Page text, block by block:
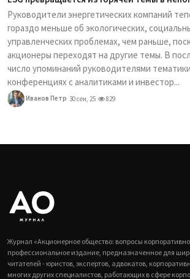
Руководители энергетических компаний
гораздо меньше об экологических,
управленческих проблемах, чем раньше,
акционеры переходят на другие темы. В
число упоминаний руководителями тематики
конференциях с аналитиками и инвестор...
Иванов Петр 30 сен, 25 829
Журнал «Акционерное общество: вопросы
профессиональное издание, предназначенное для
читателей - юристов, экспертов, адвокатов,
многих других специалистов, работающих в сфере